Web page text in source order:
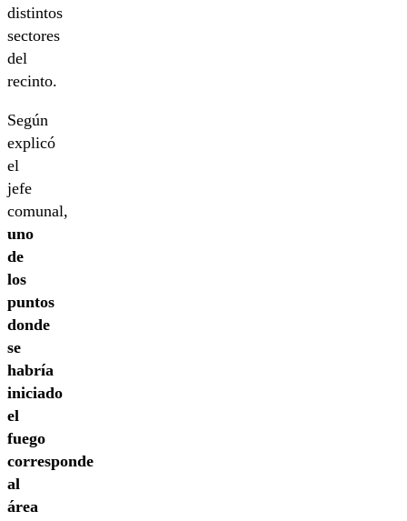
distintos
sectores
del
recinto.
Según
explicó
el
jefe
comunal,
uno
de
los
puntos
donde
se
habría
iniciado
el
fuego
corresponde
al
área